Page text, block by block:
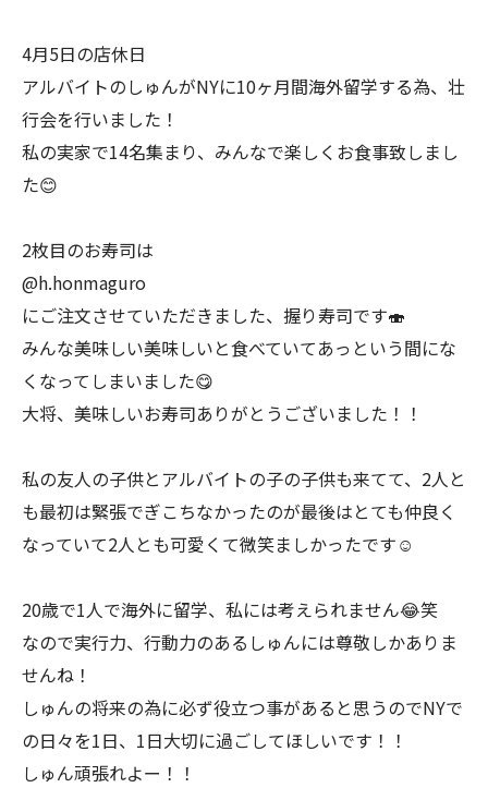
4月5日の店休日
アルバイトのしゅんがNYに10ヶ月間海外留学する為、壮
行会を行いました！
私の実家で14名集まり、みんなで楽しくお食事致しまし
た😊
2枚目のお寿司は
@h.honmaguro
にご注文させていただきました、握り寿司です🍣
みんな美味しい美味しいと食べていてあっという間にな
くなってしまいました😋
大将、美味しいお寿司ありがとうございました！！
私の友人の子供とアルバイトの子の子供も来てて、2人と
も最初は緊張でぎこちなかったのが最後はとても仲良く
なっていて2人とも可愛くて微笑ましかったです☺️
20歳で1人で海外に留学、私には考えられません😂笑
なので実行力、行動力のあるしゅんには尊敬しかありま
せんね！
しゅんの将来の為に必ず役立つ事があると思うのでNYで
の日々を1日、1日大切に過ごしてほしいです！！
しゅん頑張れよー！！